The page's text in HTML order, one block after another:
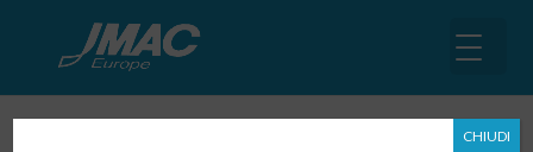
CHIUDI